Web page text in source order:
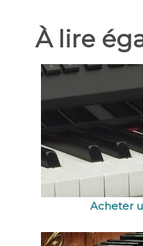
À lire
Acheter